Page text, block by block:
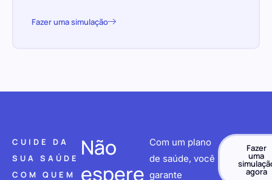
Fazer uma simulação
CUIDE DA
SUA SAÚDE
COM QUEM
Não
espere
Com um plano
de saúde, você
garante
Fazer
uma
agora